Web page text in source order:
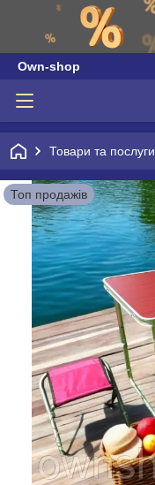
Own-shop
Товари та послуги
Топ продажів